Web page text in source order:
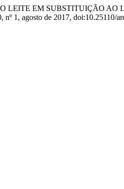
LEITE EM SUBSTITUIÇÃO
nº 1, agosto de 2017, doi:10.25110/